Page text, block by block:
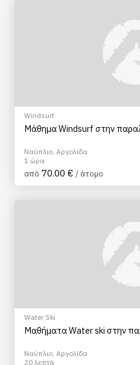
Windsurf
Μάθημα Windsurf στην
Ναύπλιο, Αργολίδα
1 ώρα
από 70.00 € / άτομο
Water Ski
Μαθήματα Water ski στην
Ναύπλιο, Αργολίδα
20 λεπτά